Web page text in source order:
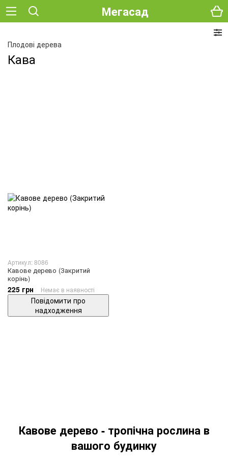
Мегасад
Плодові дерева
Кава
Артикул: 8086
Кавове дерево (Закритий
корінь)
225 грн Немає в наявності
Повідомити про
надходження
Кавове дерево - тропічна рослина в
вашого будинку